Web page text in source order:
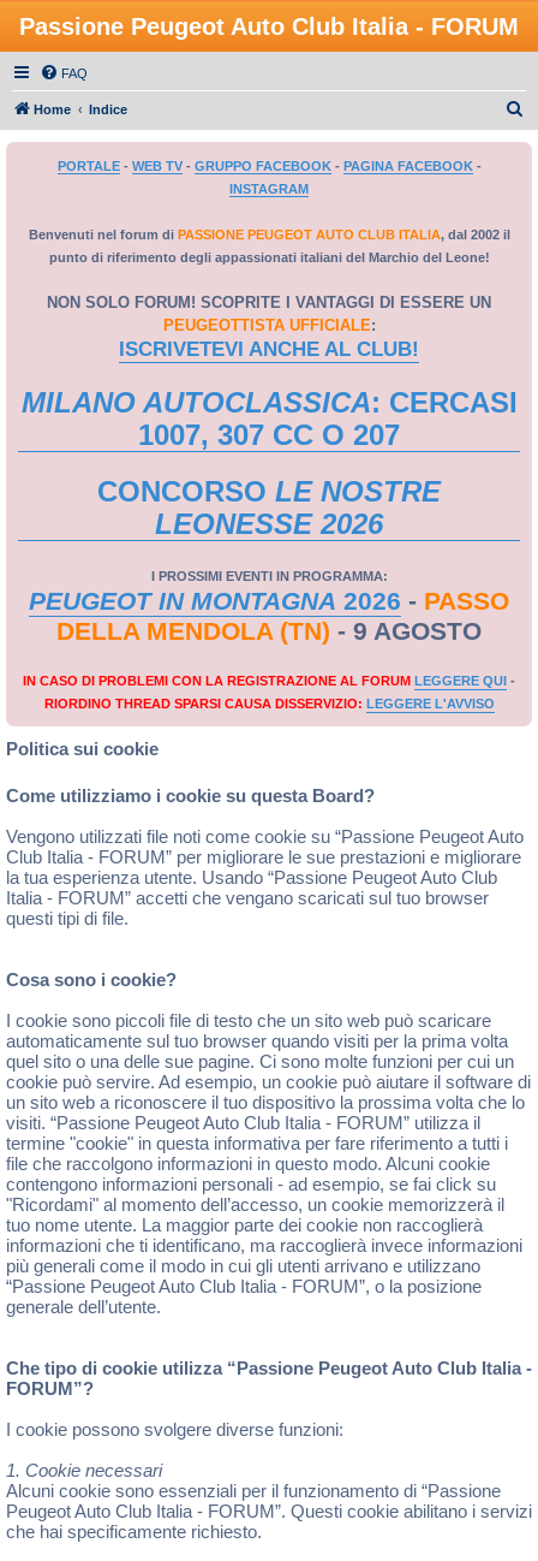
Passione Peugeot Auto Club Italia - FORUM
FAQ
Home Indice
PORTALE- WEB TV- GRUPPO FACEBOOK- PAGINA FACEBOOK-
INSTAGRAM
Benvenuti nel forum di PASSIONE PEUGEOT AUTO CLUB ITALIA, dal 2002 il
punto di riferimento degli appassionati italiani del Marchio del Leone!
NON SOLO FORUM! SCOPRITE I VANTAGGI DI ESSERE UN
PEUGEOTTISTA UFFICIALE:
ISCRIVETEVI ANCHE AL CLUB!
MILANO AUTOCLASSICA: CERCASI
1007, 307 CC O 207
CONCORSO LE NOSTRE
LEONESSE 2026
I PROSSIMI EVENTI IN PROGRAMMA:
PEUGEOT IN MONTAGNA 2026 - PASSO
DELLA MENDOLA (TN) - 9 AGOSTO
IN CASO DI PROBLEMI CON LA REGISTRAZIONE AL FORUM LEGGERE QUI -
RIORDINO THREAD SPARSI CAUSA DISSERVIZIO: LEGGERE L'AVVISO
Politica sui cookie
Come utilizziamo i cookie su questa Board?
Vengono utilizzati file noti come cookie su “Passione Peugeot Auto
Club Italia - FORUM” per migliorare le sue prestazioni e migliorare
la tua esperienza utente. Usando “Passione Peugeot Auto Club
Italia - FORUM” accetti che vengano scaricati sul tuo browser
questi tipi di file.
Cosa sono i cookie?
I cookie sono piccoli file di testo che un sito web può scaricare
automaticamente sul tuo browser quando visiti per la prima volta
quel sito o una delle sue pagine. Ci sono molte funzioni per cui un
cookie può servire. Ad esempio, un cookie può aiutare il software di
un sito web a riconoscere il tuo dispositivo la prossima volta che lo
visiti. “Passione Peugeot Auto Club Italia - FORUM” utilizza il
termine "cookie" in questa informativa per fare riferimento a tutti i
file che raccolgono informazioni in questo modo. Alcuni cookie
contengono informazioni personali - ad esempio, se fai click su
"Ricordami" al momento dell’accesso, un cookie memorizzerà il
tuo nome utente. La maggior parte dei cookie non raccoglierà
informazioni che ti identificano, ma raccoglierà invece informazioni
più generali come il modo in cui gli utenti arrivano e utilizzano
“Passione Peugeot Auto Club Italia - FORUM”, o la posizione
generale dell’utente.
Che tipo di cookie utilizza “Passione Peugeot Auto Club Italia -
FORUM”?
I cookie possono svolgere diverse funzioni:
1. Cookie necessari
Alcuni cookie sono essenziali per il funzionamento di “Passione
Peugeot Auto Club Italia - FORUM”. Questi cookie abilitano i servizi
che hai specificamente richiesto.